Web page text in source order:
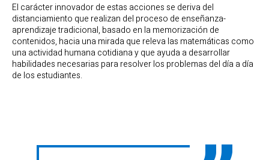
El carácter innovador de estas acciones se deriva del
distanciamiento que realizan del proceso de enseñanza-
aprendizaje tradicional, basado en la memorización de
contenidos, hacia una mirada que releva las matemáticas como
una actividad humana cotidiana y que ayuda a desarrollar
habilidades necesarias para resolver los problemas del día a día
de los estudiantes.